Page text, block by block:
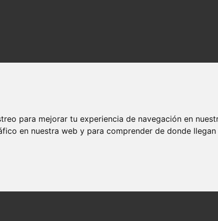
para mejorar tu experiencia de navegación en
en nuestra web y para comprender de donde